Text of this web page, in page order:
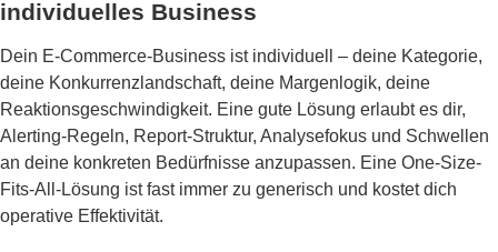
individuelles Business
Dein E-Commerce-Business ist individuell – deine Kategorie,
deine Konkurrenzlandschaft, deine Margenlogik, deine
Reaktionsgeschwindigkeit. Eine gute Lösung erlaubt es dir,
Alerting-Regeln, Report-Struktur, Analysefokus und Schwellen
an deine konkreten Bedürfnisse anzupassen. Eine One-Size-
Fits-All-Lösung ist fast immer zu generisch und kostet dich
operative Effektivität.